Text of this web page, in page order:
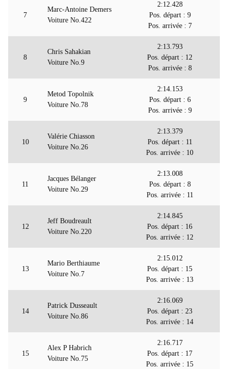
7
Marc-Antoine Demers
Voiture No.422
2:12.428
Pos. départ : 9
Pos. arrivée : 7
8
Chris Sahakian
Voiture No.9
2:13.793
Pos. départ : 12
Pos. arrivée : 8
9
Metod Topolnik
Voiture No.78
2:14.153
Pos. départ : 6
Pos. arrivée : 9
10
Valérie Chiasson
Voiture No.26
2:13.379
Pos. départ : 11
Pos. arrivée : 10
11
Jacques Bélanger
Voiture No.29
2:13.008
Pos. départ : 8
Pos. arrivée : 11
12
Jeff Boudreault
Voiture No.220
2:14.845
Pos. départ : 16
Pos. arrivée : 12
13
Mario Berthiaume
Voiture No.7
2:15.012
Pos. départ : 15
Pos. arrivée : 13
14
Patrick Dusseault
Voiture No.86
2:16.069
Pos. départ : 23
Pos. arrivée : 14
15
Alex P Habrich
Voiture No.75
2:16.717
Pos. départ : 17
Pos. arrivée : 15